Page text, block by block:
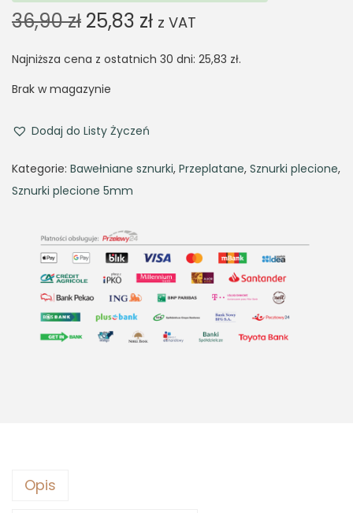
36,90zł O
i
g
n
l
p
i
c
e
w
a
25,83 złC
r
p
c
e
i
s
:
z VAT
Najniższa cena z ostatnich 30 dni: 25,83 zł.
Brak w magazynie
Dodaj do Listy Życzeń
Kategorie: Bawełniane sznurki, Przeplatane, Sznurki plecione,
Sznurki plecione 5mm
Opis